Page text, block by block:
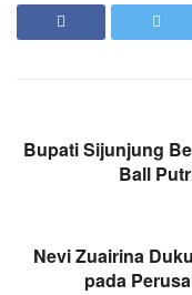
Bupati Sijunjung
Ball
Nevi Zuairina
pada